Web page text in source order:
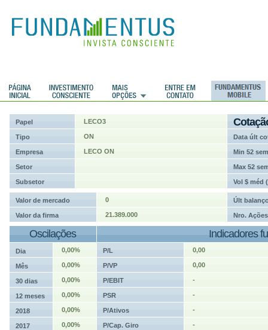
Papel LECO3
Tipo ON Data últ
Empresa LECO ON Min 52 sem
Setor Max 52
Subsetor Vol $ méd
Valor de mercado 0 Últ
Valor da firma 21.389.000 Nro. Ações
Oscilações Indicadores
Dia 0,00% P/L 0,00
Mês 0,00% P/VP 0,00
30 dias 0,00% P/EBIT -
12 meses 0,00% PSR -
2018 0,00% P/Ativos -
2017 0,00% P/Cap. Giro -